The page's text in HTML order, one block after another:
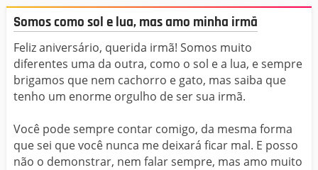
Somos como sol e lua, mas amo minha irmã
Feliz aniversário, querida irmã! Somos muito
diferentes uma da outra, como o sol e a lua, e sempre
brigamos que nem cachorro e gato, mas saiba que
tenho um enorme orgulho de ser sua irmã.
Você pode sempre contar comigo, da mesma forma
que sei que você nunca me deixará ficar mal. E posso
não o demonstrar, nem falar sempre, mas amo muito